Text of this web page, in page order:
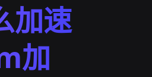
加速
加